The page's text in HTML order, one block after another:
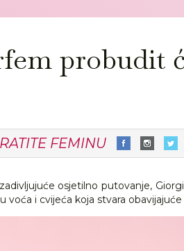
probudit
FEMINU
osjetilno putovanje,
voća i cvijeća koja stvara